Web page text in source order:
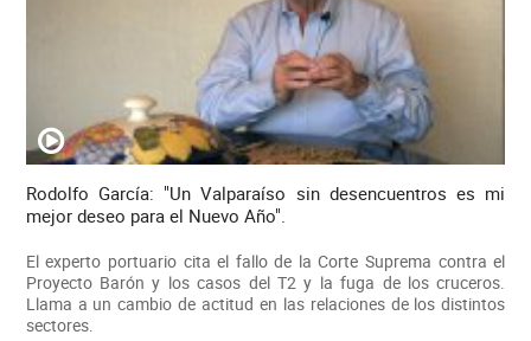
Rodolfo García: "Un Valparaíso sin desencuentros es mi
mejor deseo para el Nuevo Año".
El experto portuario cita el fallo de la Corte Suprema contra el
Proyecto Barón y los casos del T2 y la fuga de los cruceros.
Llama a un cambio de actitud en las relaciones de los distintos
sectores.